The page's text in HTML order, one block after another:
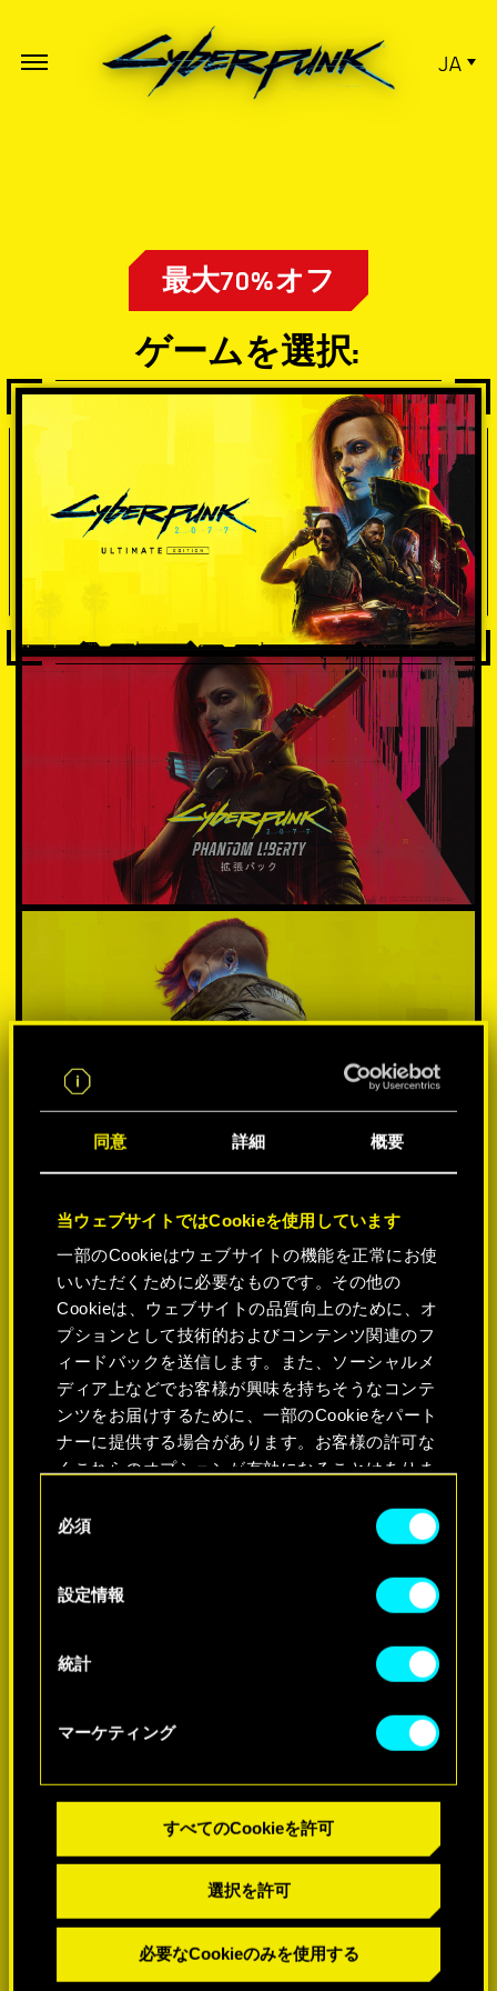
同意 詳細 概要
当ウェブサイトではCookieを使用しています
一部のCookieはウェブサイトの機能を正常にお使
いいただくために必要なものです。その他の
Cookieは、ウェブサイトの品質向上のために、オ
プションとして技術的およびコンテンツ関連のフ
ィードバックを送信します。また、ソーシャルメ
ディア上などでお客様が興味を持ちそうなコンテ
ンツをお届けするために、一部のCookieをパート
ナーに提供する場合があります。お客様の許可な
くこれらのオプションが有効になることはありま
Cookieの使用およびパフォーマンスの変更点に関
する詳細は、下記の「設定」メニューでご確認く
ださい。
必須
設定情報
統計
マーケティング
すべてのCookieを許可
選択を許可
必要なCookieのみを使用する
JA
最大70%オフ
ゲームを選択:
プラットフォームを選択:
-50%